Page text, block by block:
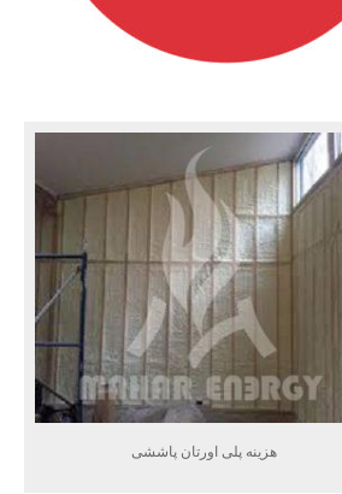
هزینه پلی اورتان پاششی